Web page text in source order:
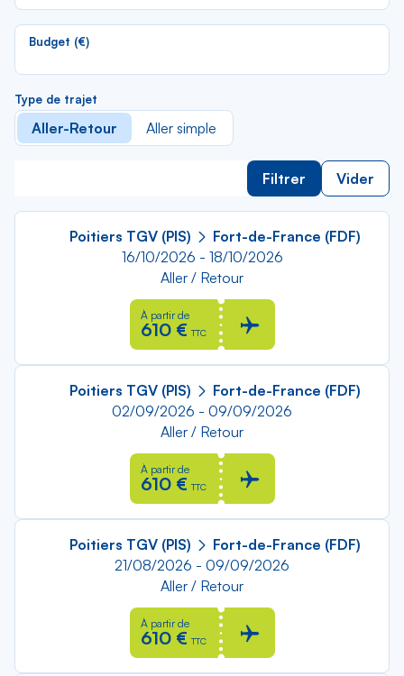
Budget (€)
Type de trajet
Aller-Retour Aller simple
Filtrer Vider
Poitiers TGV (PIS)
Fort-de-France (FDF)
16/10/2026 - 18/10/2026
Aller / Retour
À partir de
610 € TTC
Poitiers TGV (PIS)
Fort-de-France (FDF)
02/09/2026 - 09/09/2026
Aller / Retour
À partir de
610 € TTC
Poitiers TGV (PIS)
Fort-de-France (FDF)
21/08/2026 - 09/09/2026
Aller / Retour
À partir de
610 € TTC